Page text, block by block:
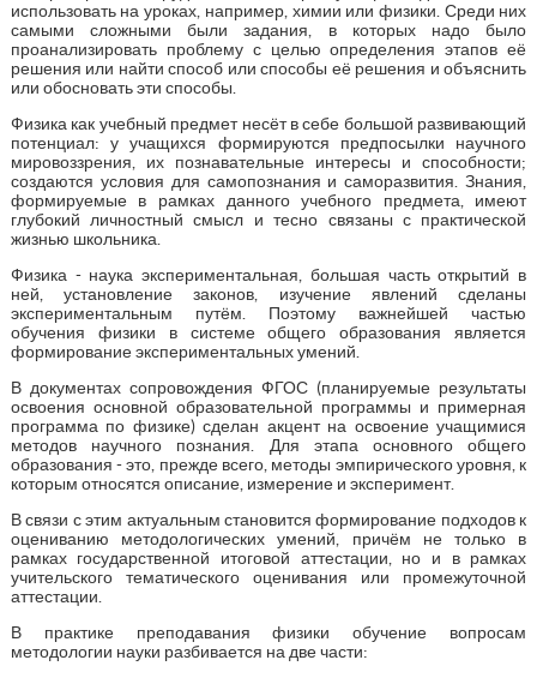
использовать на уроках, например, химии или физики. Среди них
самыми сложными были задания, в которых надо было
проанализировать проблему с целью определения этапов её
решения или найти способ или способы её решения и объяснить
или обосновать эти способы.
Физика как учебный предмет несёт в себе большой развивающий
потенциал: у учащихся формируются предпосылки научного
мировоззрения, их познавательные интересы и способности;
создаются условия для самопознания и саморазвития. Знания,
формируемые в рамках данного учебного предмета, имеют
глубокий личностный смысл и тесно связаны с практической
жизнью школьника.
Физика - наука экспериментальная, большая часть открытий в
ней, установление законов, изучение явлений сделаны
экспериментальным путём. Поэтому важнейшей частью
обучения физики в системе общего образования является
формирование экспериментальных умений.
В документах сопровождения ФГОС (планируемые результаты
освоения основной образовательной программы и примерная
программа по физике) сделан акцент на освоение учащимися
методов научного познания. Для этапа основного общего
образования - это, прежде всего, методы эмпирического уровня, к
которым относятся описание, измерение и эксперимент.
В связи с этим актуальным становится формирование подходов к
оцениванию методологических умений, причём не только в
рамках государственной итоговой аттестации, но и в рамках
учительского тематического оценивания или промежуточной
аттестации.
В практике преподавания физики обучение вопросам
методологии науки разбивается на две части: